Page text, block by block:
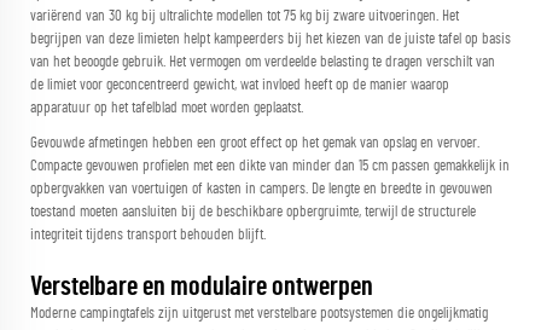
variërend van 30 kg bij ultralichte modellen tot 75 kg bij zware uitvoeringen. Het
begrijpen van deze limieten helpt kampeerders bij het kiezen van de juiste tafel op basis
van het beoogde gebruik. Het vermogen om verdeelde belasting te dragen verschilt van
de limiet voor geconcentreerd gewicht, wat invloed heeft op de manier waarop
apparatuur op het tafelblad moet worden geplaatst.
Gevouwde afmetingen hebben een groot effect op het gemak van opslag en vervoer.
Compacte gevouwen profielen met een dikte van minder dan 15 cm passen gemakkelijk in
opbergvakken van voertuigen of kasten in campers. De lengte en breedte in gevouwen
toestand moeten aansluiten bij de beschikbare opbergruimte, terwijl de structurele
integriteit tijdens transport behouden blijft.
Verstelbare en modulaire ontwerpen
Moderne campingtafels zijn uitgerust met verstelbare pootsystemen die ongelijkmatig